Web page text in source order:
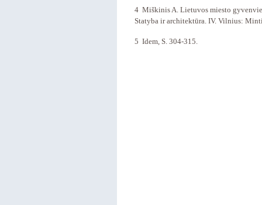
4 Miškinis A. Lietuvos miesto
Statyba ir architektūra. IV. Vilnius:
5 Idem, S. 304-315.